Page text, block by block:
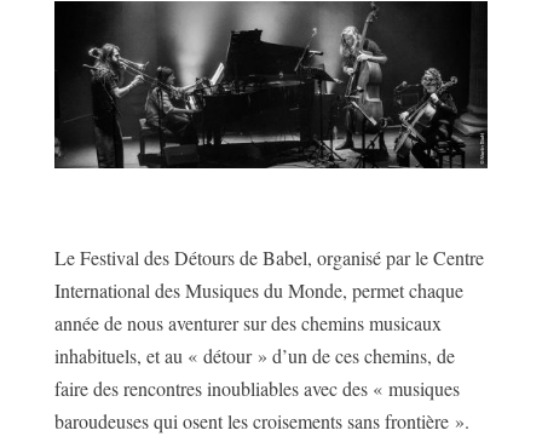
Le Festival des Détours de Babel, organisé par le Centre
International des Musiques du Monde, permet chaque
année de nous aventurer sur des chemins musicaux
inhabituels, et au « détour » d’un de ces chemins, de
faire des rencontres inoubliables avec des « musiques
baroudeuses qui osent les croisements sans frontière ».